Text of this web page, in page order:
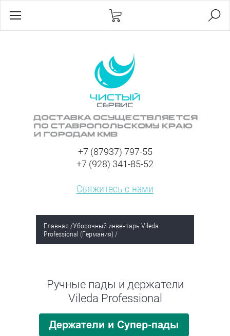
+7 (87937) 797-55
+7 (928) 341-85-52
Свяжитесь с нами
Главная /Уборочный инвентарь Vileda
Professional (Германия) /
Ручные пады и держатели
Vileda Professional